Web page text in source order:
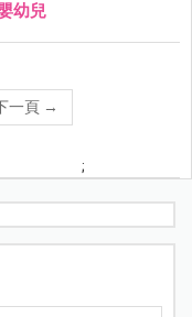
幼兒
一頁 →
;